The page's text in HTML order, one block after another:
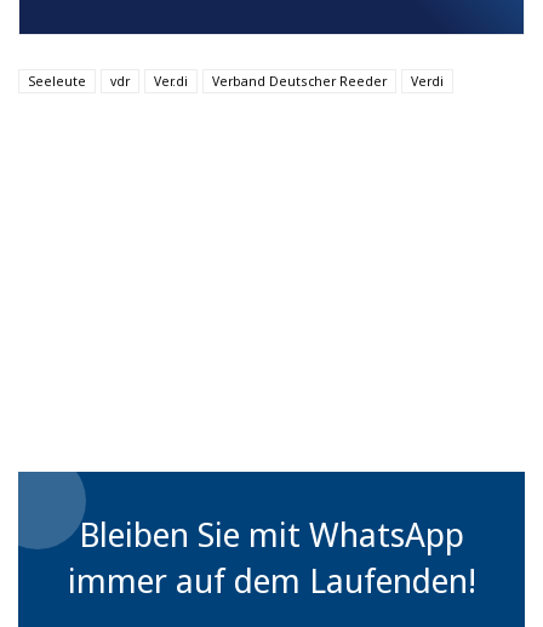
Seeleute vdr Ver.di Verband Deutscher Reeder Verdi
Bleiben Sie mit WhatsApp
immer auf dem Laufenden!